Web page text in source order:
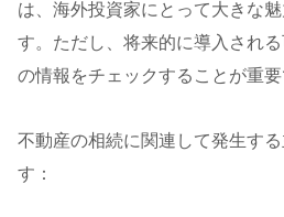
は、海外投資家にとって大きな
す。ただし、将来的に導入され
の情報をチェックすることが重要
不動産の相続に関連して発生す
す：